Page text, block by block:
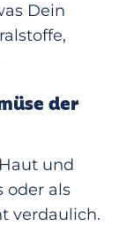
Dein
der
und
oder als
verdaulich.